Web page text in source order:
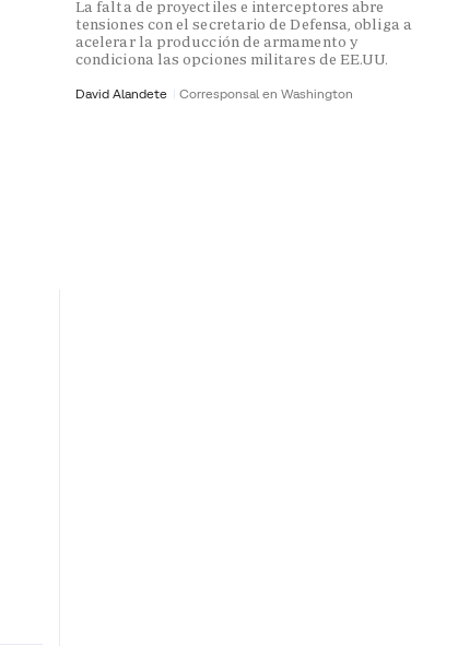
La falta de proyectiles e interceptores abre
tensiones con el secretario de Defensa, obliga a
acelerar la producción de armamento y
condiciona las opciones militares de EE.UU.
David Alandete Corresponsal en Washington